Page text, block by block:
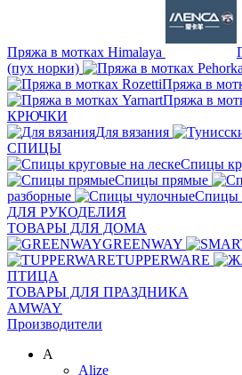
Пряжа в мотках Himalaya
(пух норки)
Пряжа в
Пряжа в
КРЮЧКИ
Для вязания
СПИЦЫ
Спицы
Спицы прямые
разборные
Спицы
ДЛЯ РУКОДЕЛИЯ
ТОВАРЫ ДЛЯ ДОМА
GREENWAY
TUPPERWARE
ПТИЦА
ТОВАРЫ ДЛЯ ПРАЗДНИКА
AMWAY
Производители
A
Alize